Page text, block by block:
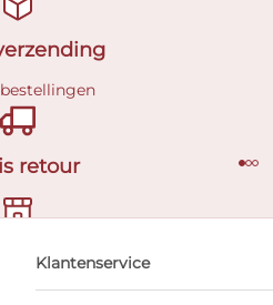
retour
afspraak
Klantenservice